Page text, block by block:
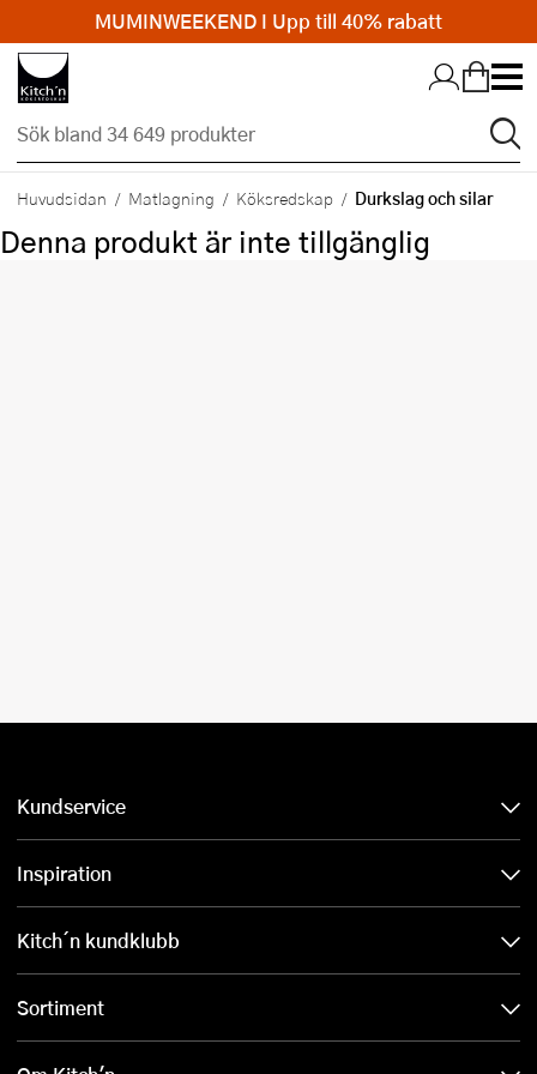
Hopp till huvudinnehållet
Huvudsidan Matlagning Köksredskap Durkslag och silar
Denna produkt är inte tillgänglig
Kundservice
Inspiration
Kitch´n kundklubb
Sortiment
MUMINWEEKEND I Upp till 40% rabatt